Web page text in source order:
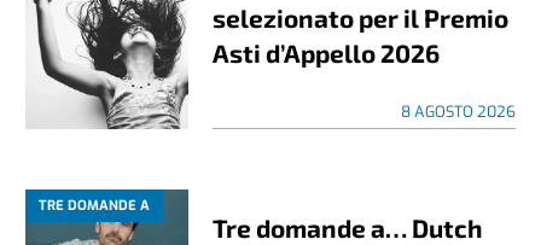
selezionato per il Premio
Asti d’Appello 2026
8 AGOSTO 2026
TRE DOMANDE A
Tre domande a… Dutch